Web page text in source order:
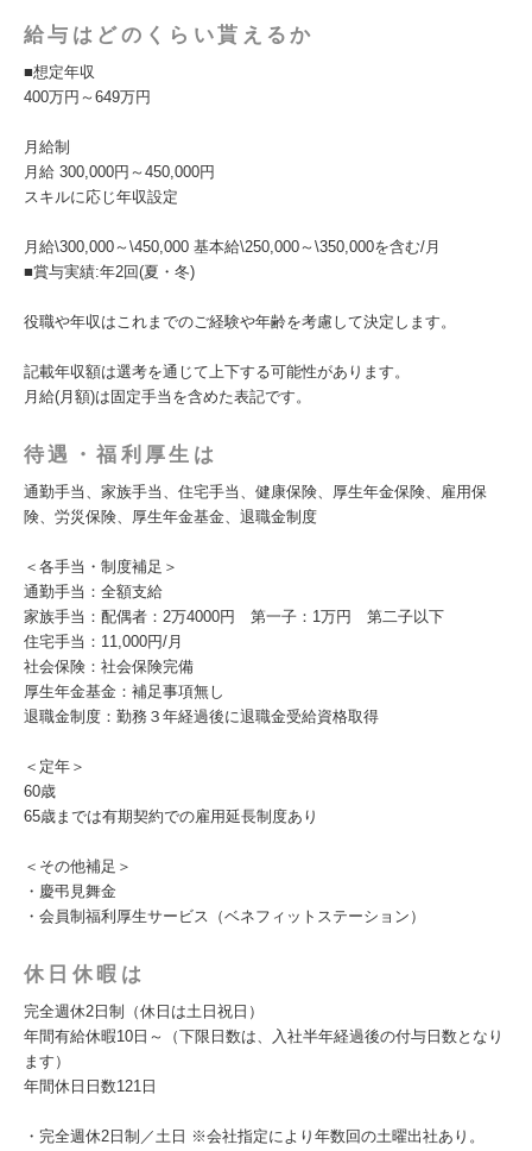
給与はどのくらい貰えるか
■想定年収
400万円～649万円
月給制
月給 300,000円～450,000円
スキルに応じ年収設定
月給\300,000～\450,000 基本給\250,000～\350,000を含む/月
■賞与実績:年2回(夏・冬)
役職や年収はこれまでのご経験や年齢を考慮して決定します。
記載年収額は選考を通じて上下する可能性があります。
月給(月額)は固定手当を含めた表記です。
待遇・福利厚生は
通勤手当、家族手当、住宅手当、健康保険、厚生年金保険、雇用保
険、労災保険、厚生年金基金、退職金制度
＜各手当・制度補足＞
通勤手当：全額支給
家族手当：配偶者：2万4000円 第一子：1万円 第二子以下
住宅手当：11,000円/月
社会保険：社会保険完備
厚生年金基金：補足事項無し
退職金制度：勤務３年経過後に退職金受給資格取得
＜定年＞
60歳
65歳までは有期契約での雇用延長制度あり
＜その他補足＞
・慶弔見舞金
・会員制福利厚生サービス（ベネフィットステーション）
休日休暇は
完全週休2日制（休日は土日祝日）
年間有給休暇10日～（下限日数は、入社半年経過後の付与日数となり
ます）
年間休日日数121日
・完全週休2日制／土日 ※会社指定により年数回の土曜出社あり。